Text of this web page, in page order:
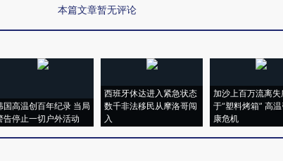
本篇文章暂无评论
国高温创百年纪录 当局
告停止一切户外活动
西班牙休达进入紧急状态
数千非法移民从摩洛哥闯
入
加沙上百万流离失
于“塑料烤箱” 高
康危机